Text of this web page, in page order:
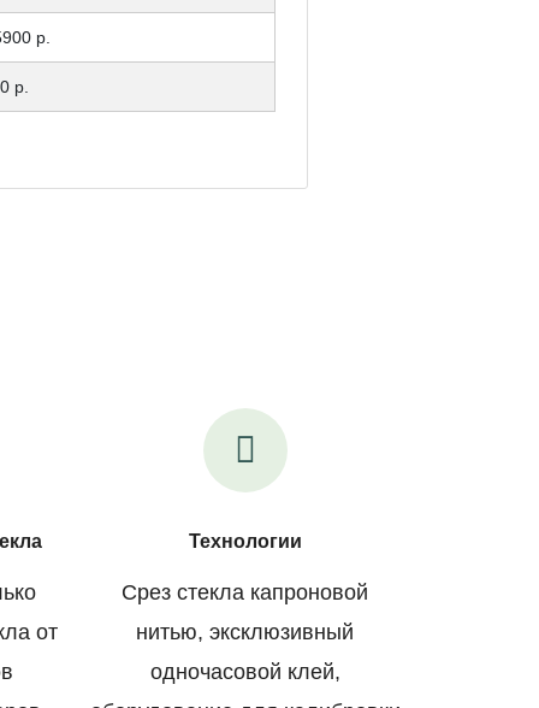
р.
р.
от
Технологии
Срез стекла капроновой
нитью, эксклюзивный
одночасовой клей,